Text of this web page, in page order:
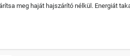
meg haját hajszárító nélkül. Energiát